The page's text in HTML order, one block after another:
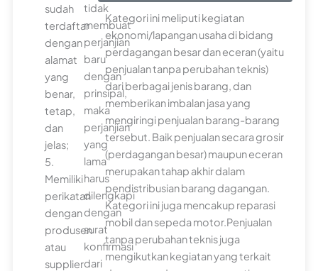
sudah
terdaftar
dengan
alamat
yang
benar,
tetap,
dan
jelas;
5.
Memiliki
perikatan
dengan
produsen
atau
supplier
tidak
membuat
perjanjian
baru
dengan
prinsipal,
maka
perjanjian
yang
lama
harus
dilengkapi
dengan
surat
konfirmasi
dari
Kategori ini meliputi kegiatan
ekonomi/lapangan usaha di bidang
perdagangan besar dan eceran (yaitu
penjualan tanpa perubahan teknis)
dari berbagai jenis barang, dan
memberikan imbalan jasa yang
mengiringi penjualan barang-barang
tersebut. Baik penjualan secara grosir
(perdagangan besar) maupun eceran
merupakan tahap akhir dalam
pendistribusian barang dagangan.
Kategori ini juga mencakup reparasi
mobil dan sepeda motor.Penjualan
tanpa perubahan teknis juga
mengikutkan kegiatan yang terkait